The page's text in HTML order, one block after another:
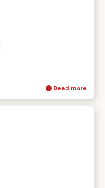
Read more